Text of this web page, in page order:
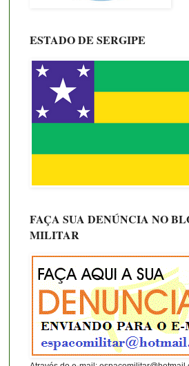
ESTADO DE SERGIPE
FAÇA SUA DENÚNCIA NO
MILITAR